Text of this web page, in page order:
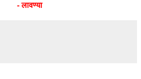
- लावण्या